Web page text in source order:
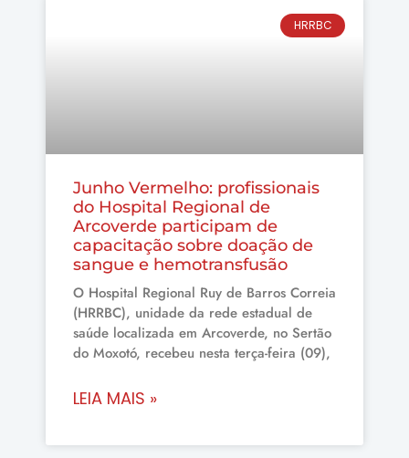
HRRBC
Junho Vermelho: profissionais
do Hospital Regional de
Arcoverde participam de
capacitação sobre doação de
sangue e hemotransfusão
O Hospital Regional Ruy de Barros Correia
(HRRBC), unidade da rede estadual de
saúde localizada em Arcoverde, no Sertão
do Moxotó, recebeu nesta terça-feira (09),
LEIA MAIS »